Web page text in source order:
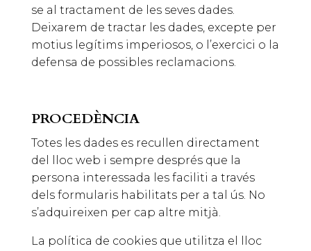
se al tractament de les seves dades.
Deixarem de tractar les dades, excepte per
motius legítims imperiosos, o l’exercici o la
defensa de possibles reclamacions.
PROCEDÈNCIA
Totes les dades es recullen directament
del lloc web i sempre després que la
persona interessada les faciliti a través
dels formularis habilitats per a tal ús. No
s’adquireixen per cap altre mitjà.
La política de cookies que utilitza el lloc